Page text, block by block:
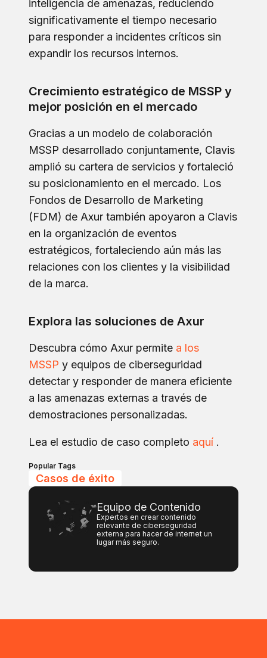
inteligencia de amenazas, reduciendo
significativamente el tiempo necesario
para responder a incidentes críticos sin
expandir los recursos internos.
Crecimiento estratégico de MSSP y
mejor posición en el mercado
Gracias a un modelo de colaboración
MSSP desarrollado conjuntamente, Clavis
amplió su cartera de servicios y fortaleció
su posicionamiento en el mercado. Los
Fondos de Desarrollo de Marketing
(FDM) de Axur también apoyaron a Clavis
en la organización de eventos
estratégicos, fortaleciendo aún más las
relaciones con los clientes y la visibilidad
de la marca.
Explora las soluciones de Axur
Descubra cómo Axur permite a los
MSSP y equipos de ciberseguridad
detectar y responder de manera eficiente
a las amenazas externas a través de
demostraciones personalizadas.
Lea el estudio de caso completo aquí .
Popular Tags
Casos de éxito
Equipo de Contenido
Expertos en crear contenido
relevante de ciberseguridad
externa para hacer de internet un
lugar más seguro.